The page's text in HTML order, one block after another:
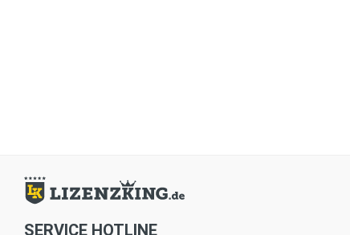
SERVICE HOTLINE